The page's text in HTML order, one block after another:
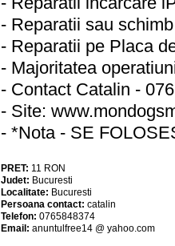
- Reparatii sau
- Reparatii pe Placa
- Majoritatea
- Contact Catalin -
- Site:
- *Nota - SE
PRET: 11 RON
Judet: Bucuresti
Localitate: Bucuresti
Persoana contact: catalin
Telefon: 0765848374
Email: anuntulfree14 @ yahoo.com